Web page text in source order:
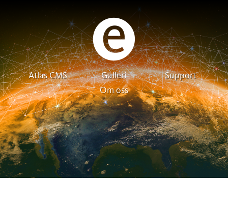
Atlas CMS Galleri
Support
Om oss